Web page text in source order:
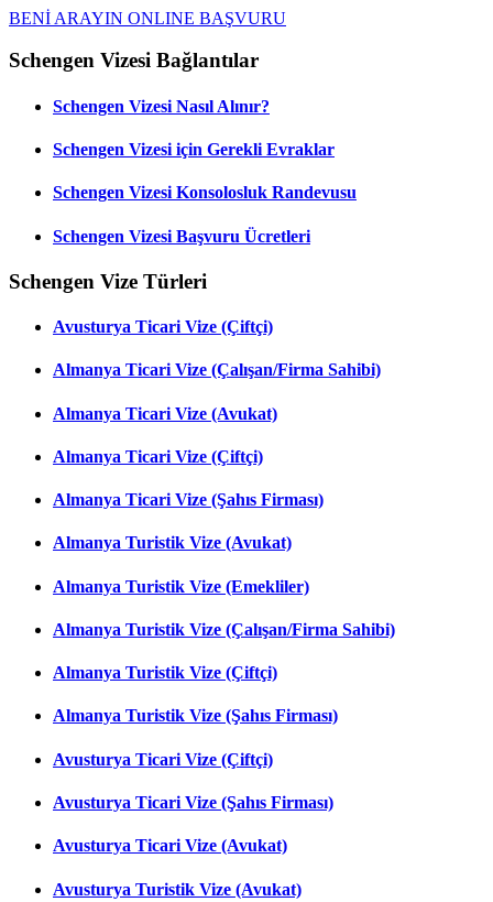
BENİ ARAYIN ONLINE BAŞVURU
Schengen Vizesi Bağlantılar
Schengen Vizesi Nasıl Alınır?
Schengen Vizesi için Gerekli Evraklar
Schengen Vizesi Konsolosluk Randevusu
Schengen Vizesi Başvuru Ücretleri
Schengen Vize Türleri
Avusturya Ticari Vize (Çiftçi)
Almanya Ticari Vize (Çalışan/Firma Sahibi)
Almanya Ticari Vize (Avukat)
Almanya Ticari Vize (Çiftçi)
Almanya Ticari Vize (Şahıs Firması)
Almanya Turistik Vize (Avukat)
Almanya Turistik Vize (Emekliler)
Almanya Turistik Vize (Çalışan/Firma Sahibi)
Almanya Turistik Vize (Çiftçi)
Almanya Turistik Vize (Şahıs Firması)
Avusturya Ticari Vize (Çiftçi)
Avusturya Ticari Vize (Şahıs Firması)
Avusturya Ticari Vize (Avukat)
Avusturya Turistik Vize (Avukat)